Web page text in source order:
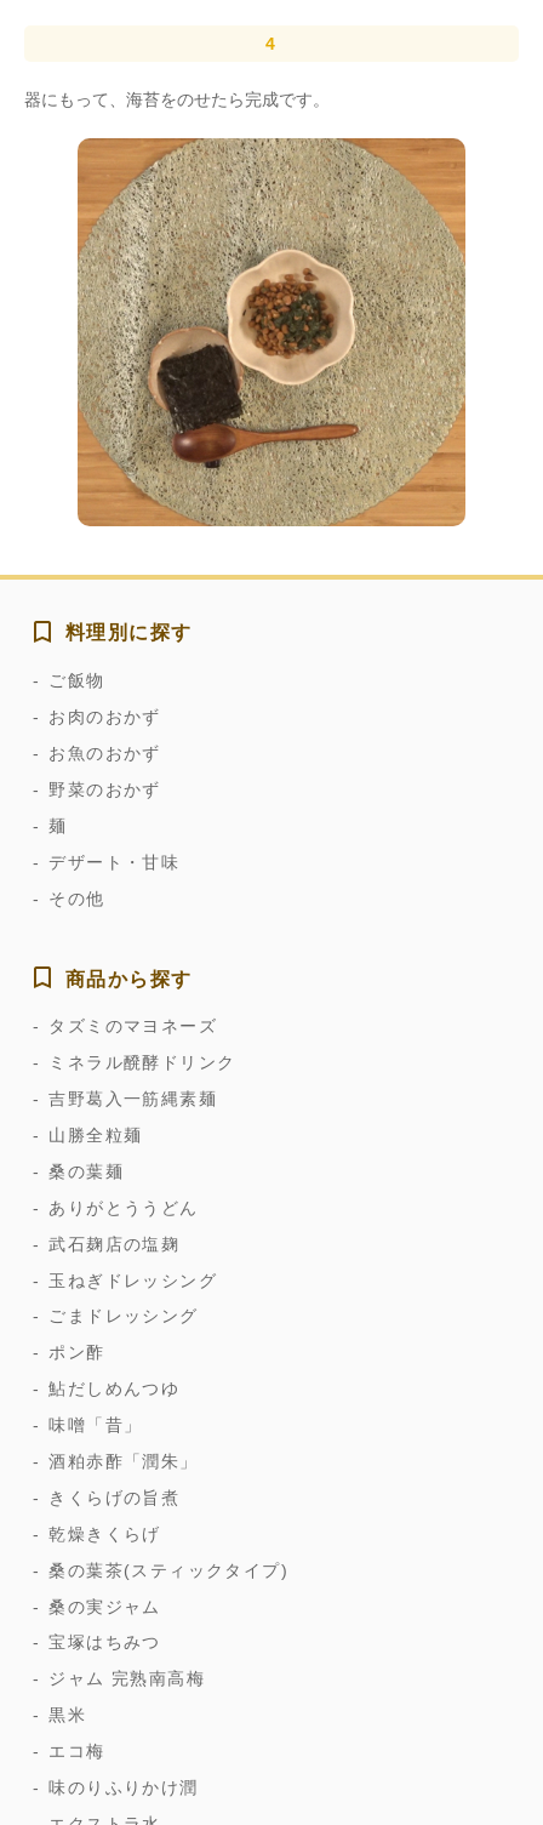
器にもって、海苔をのせたら完成です。
料理別に探す
ご飯物
お肉のおかず
お魚のおかず
野菜のおかず
麺
デザート・甘味
その他
商品から探す
タズミのマヨネーズ
ミネラル醗酵ドリンク
吉野葛入一筋縄素麺
山勝全粒麺
桑の葉麺
ありがとううどん
武石麹店の塩麹
玉ねぎドレッシング
ごまドレッシング
ポン酢
鮎だしめんつゆ
味噌「昔」
酒粕赤酢「潤朱」
きくらげの旨煮
乾燥きくらげ
桑の葉茶(スティックタイプ)
桑の実ジャム
宝塚はちみつ
ジャム 完熟南高梅
黒米
エコ梅
味のりふりかけ潤